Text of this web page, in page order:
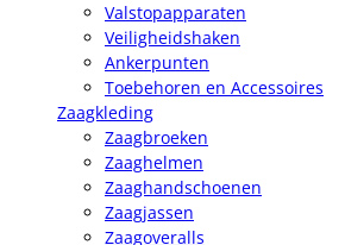
Valstopapparaten
Veiligheidshaken
Ankerpunten
Toebehoren en Accessoires
Zaagkleding
Zaagbroeken
Zaaghelmen
Zaaghandschoenen
Zaagjassen
Zaagoveralls